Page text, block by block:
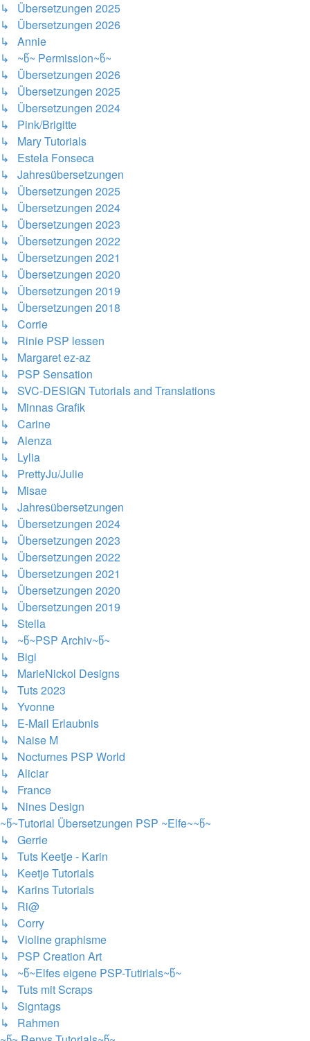
↳ Übersetzungen 2025
↳ Übersetzungen 2026
↳ Annie
↳ ~წ~ Permission~წ~
↳ Übersetzungen 2026
↳ Übersetzungen 2025
↳ Übersetzungen 2024
↳ Pink/Brigitte
↳ Mary Tutorials
↳ Estela Fonseca
↳ Jahresübersetzungen
↳ Übersetzungen 2025
↳ Übersetzungen 2024
↳ Übersetzungen 2023
↳ Übersetzungen 2022
↳ Übersetzungen 2021
↳ Übersetzungen 2020
↳ Übersetzungen 2019
↳ Übersetzungen 2018
↳ Corrie
↳ Rinie PSP lessen
↳ Margaret ez-az
↳ PSP Sensation
↳ SVC-DESIGN Tutorials and Translations
↳ Minnas Grafik
↳ Carine
↳ Alenza
↳ Lylia
↳ PrettyJu/Julie
↳ Misae
↳ Jahresübersetzungen
↳ Übersetzungen 2024
↳ Übersetzungen 2023
↳ Übersetzungen 2022
↳ Übersetzungen 2021
↳ Übersetzungen 2020
↳ Übersetzungen 2019
↳ Stella
↳ ~წ~PSP Archiv~წ~
↳ Bigi
↳ MarieNickol Designs
↳ Tuts 2023
↳ Yvonne
↳ E-Mail Erlaubnis
↳ Naise M
↳ Nocturnes PSP World
↳ Aliciar
↳ France
↳ Nines Design
~წ~Tutorial Übersetzungen PSP ~Elfe~~წ~
↳ Gerrie
↳ Tuts Keetje - Karin
↳ Keetje Tutorials
↳ Karins Tutorials
↳ Ri@
↳ Corry
↳ Violine graphisme
↳ PSP Creation Art
↳ ~წ~Elfes eigene PSP-Tutirials~წ~
↳ Tuts mit Scraps
↳ Signtags
↳ Rahmen